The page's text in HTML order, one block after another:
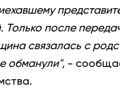
Только после
связалась с
обманули", -